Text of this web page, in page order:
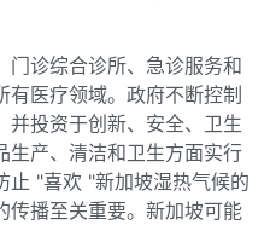
门诊综合诊所、急诊服务和
医疗领域。政府不断控制
并投资于创新、安全、卫生
生产、清洁和卫生方面实行
止 "喜欢 "新加坡湿热气候的
传播至关重要。新加坡可能